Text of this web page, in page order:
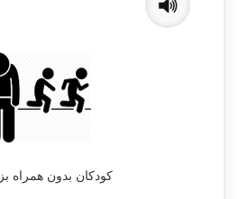
کودکان بدون همراه